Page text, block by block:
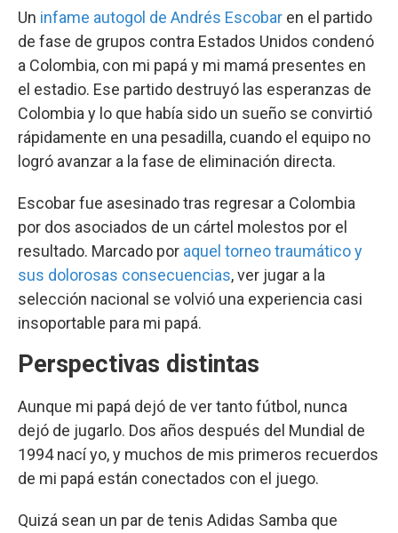
Un infame autogol de Andrés Escobar en el partido
de fase de grupos contra Estados Unidos condenó
a Colombia, con mi papá y mi mamá presentes en
el estadio. Ese partido destruyó las esperanzas de
Colombia y lo que había sido un sueño se convirtió
rápidamente en una pesadilla, cuando el equipo no
logró avanzar a la fase de eliminación directa.
Escobar fue asesinado tras regresar a Colombia
por dos asociados de un cártel molestos por el
resultado. Marcado por aquel torneo traumático y
sus dolorosas consecuencias, ver jugar a la
selección nacional se volvió una experiencia casi
insoportable para mi papá.
Perspectivas distintas
Aunque mi papá dejó de ver tanto fútbol, nunca
dejó de jugarlo. Dos años después del Mundial de
1994 nací yo, y muchos de mis primeros recuerdos
de mi papá están conectados con el juego.
Quizá sean un par de tenis Adidas Samba que